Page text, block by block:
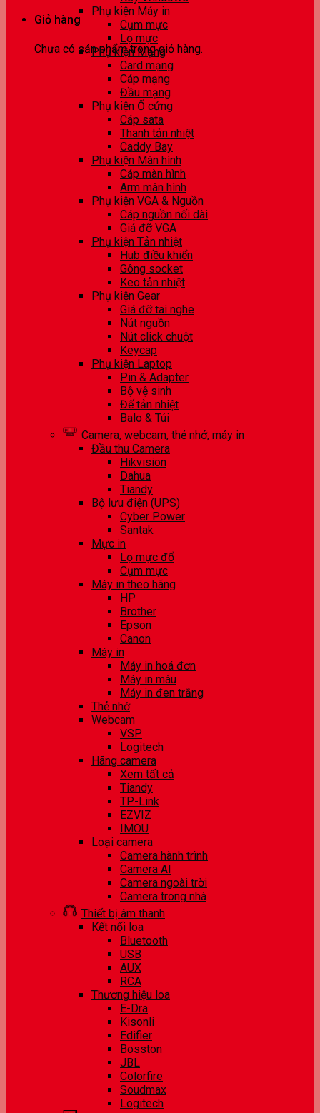
Giỏ hàng
Chưa có sản phẩm trong giỏ hàng.
Phụ kiện Máy in
Cụm mực
Lọ mực
Phụ kiện Mạng
Card mạng
Cáp mạng
Đầu mạng
Phụ kiện Ổ cứng
Cáp sata
Thanh tản nhiệt
Caddy Bay
Phụ kiện Màn hình
Cáp màn hình
Arm màn hình
Phụ kiện VGA & Nguồn
Cáp nguồn nối dài
Giá đỡ VGA
Phụ kiện Tản nhiệt
Hub điều khiển
Gông socket
Keo tản nhiệt
Phụ kiện Gear
Giá đỡ tai nghe
Nút nguồn
Nút click chuột
Keycap
Phụ kiện Laptop
Pin & Adapter
Bộ vệ sinh
Đế tản nhiệt
Balo & Túi
Camera, webcam, thẻ nhớ, máy in
Đầu thu Camera
Hikvision
Dahua
Tiandy
Bộ lưu điện (UPS)
Cyber Power
Santak
Mực in
Lọ mực đổ
Cụm mực
Máy in theo hãng
HP
Brother
Epson
Canon
Máy in
Máy in hoá đơn
Máy in màu
Máy in đen trắng
Thẻ nhớ
Webcam
VSP
Logitech
Hãng camera
Xem tất cả
Tiandy
TP-Link
EZVIZ
IMOU
Loại camera
Camera hành trình
Camera AI
Camera ngoài trời
Camera trong nhà
Thiết bị âm thanh
Kết nối loa
Bluetooth
USB
AUX
RCA
Thương hiệu loa
E-Dra
Kisonli
Edifier
Bosston
JBL
Colorfire
Soudmax
Logitech